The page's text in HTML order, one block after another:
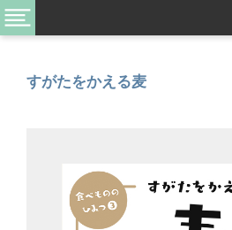
すがたをかえる麦